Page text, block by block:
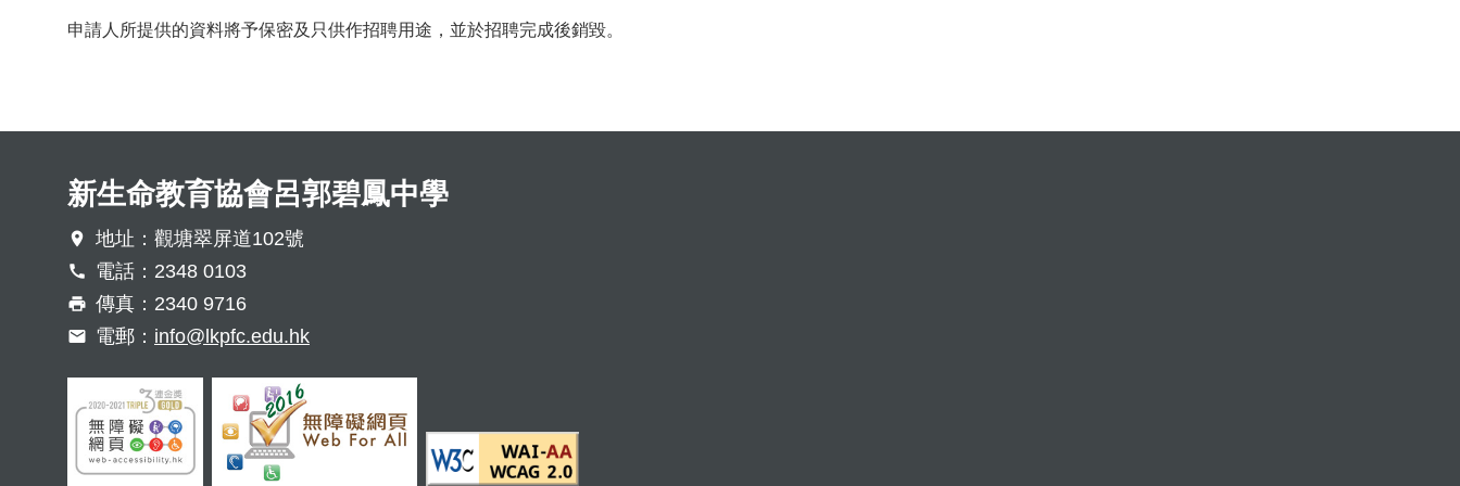
申請人所提供的資料將予保密及只供作招聘用途，並於招聘完成後銷毀。
新生命教育協會呂郭碧鳳中學
地址：觀塘翠屏道102號
電話：2348 0103
傳真：2340 9716
電郵： info@lkpfc.edu.hk